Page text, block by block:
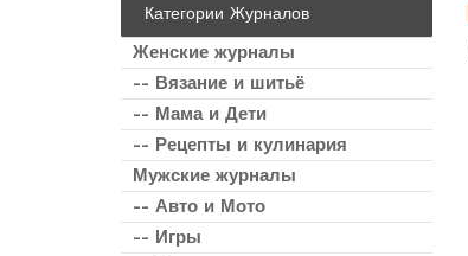
Категории Журналов
Женские журналы
-- Вязание и шитьё
-- Мама и Дети
-- Рецепты и кулинария
Мужские журналы
-- Авто и Мото
-- Игры